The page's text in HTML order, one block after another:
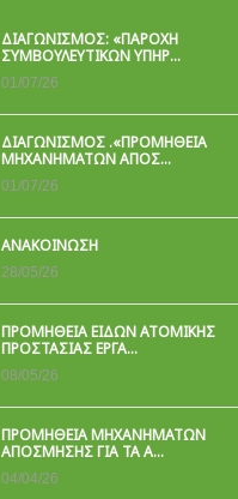
ΔΙΑΓΩΝΙΣΜΟΣ: «ΠΑΡΟΧΉ
ΣΥΜΒΟΥΛΕΥΤΙΚΏΝ ΥΠΗΡ…
01/07/26
ΔΙΑΓΩΝΙΣΜΟΣ .«ΠΡΟΜΗΘΕΙΑ
ΜΗΧΑΝΗΜΑΤΩΝ ΑΠΟΣ…
01/07/26
ΑΝΑΚΟΙΝΩΣΗ
28/05/26
ΠΡΟΜΉΘΕΙΑ ΕΙΔΏΝ ΑΤΟΜΙΚΉΣ
ΠΡΟΣΤΑΣΊΑΣ ΕΡΓΑ…
08/05/26
ΠΡΟΜΗΘΕΙΑ ΜΗΧΑΝΗΜΑΤΩΝ
ΑΠΟΣΜΗΣΗΣ ΓΙΑ ΤΑ Α…
04/04/26